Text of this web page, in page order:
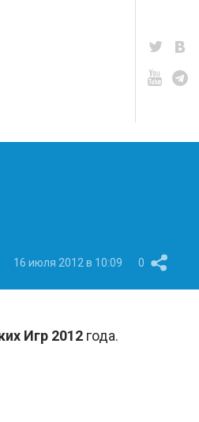
16 июля 2012 в 10:09 0
Игр 2012 года.